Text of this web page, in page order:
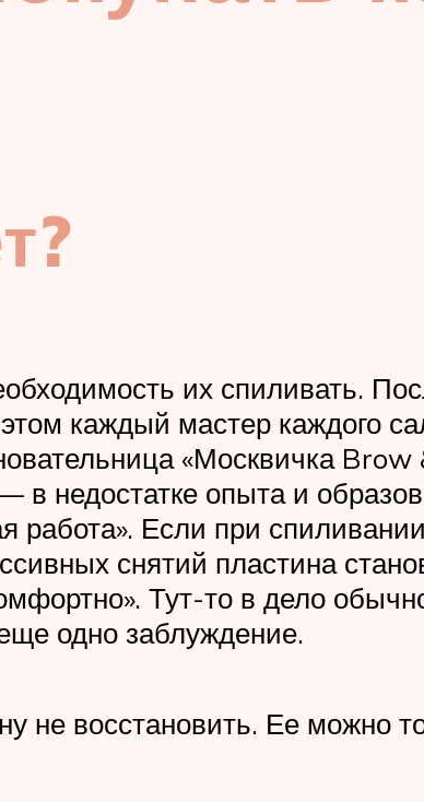
их спиливать.
каждый мастер каждого
«Москвичка
недостатке опыта и
работа». Если при
снятий пластина
Тут-то в дело
одно заблуждение.
не вос­становить. Ее можно